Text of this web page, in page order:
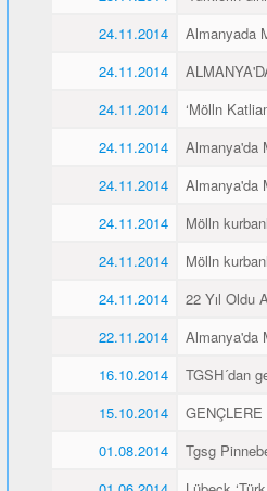
24.11.2014
Almanyada
24.11.2014
24.11.2014
‘Mölln
24.11.2014
Almanya'da
24.11.2014
Almanya'da
24.11.2014
Mölln
24.11.2014
Mölln
24.11.2014
22 Yıl Oldu
22.11.2014
Almanya'da
16.10.2014
TGSH´dan
15.10.2014
01.08.2014
Tgsg